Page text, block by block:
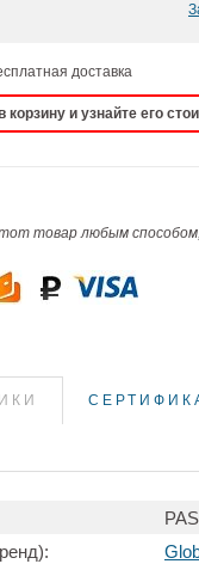
доставка
корзину и узнайте его
товар любым